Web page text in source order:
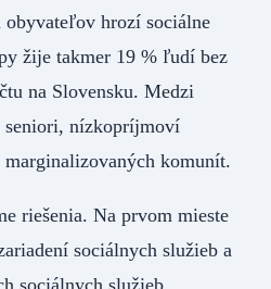
hrozí sociálne
žije takmer 19 % ľudí bez
na Slovensku. Medzi
seniori, nízkopríjmoví
komunít.
riešenia. Na prvom mieste
sociálnych služieb a